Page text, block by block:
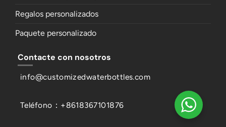
Regalos personalizados
Paquete personalizado
Contacte con nosotros
info@customizedwaterbottles.com
Teléfono：+8618367101876